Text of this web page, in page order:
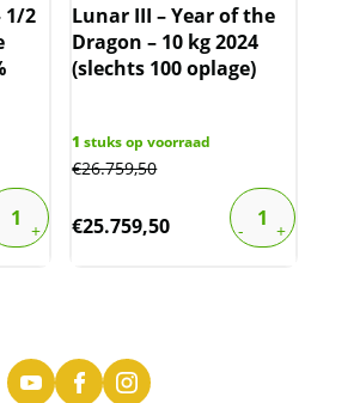
1/2
Lunar III – Year of the
Dragon – 10 kg 2024
(slechts 100 oplage)
1 stuks op voorraad
€26.759,50
€25.759,50